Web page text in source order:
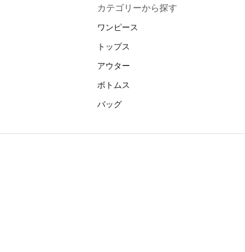
カテゴリーから探す
ワンピース
トップス
アウター
ボトムス
バッグ